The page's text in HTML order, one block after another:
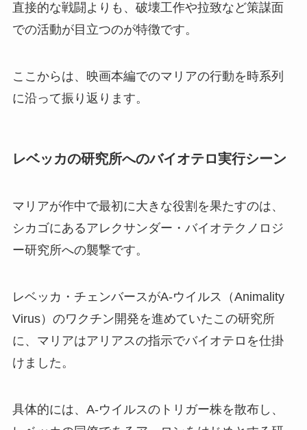
直接的な戦闘よりも、破壊工作や拉致など策謀面
での活動が目立つのが特徴です。
ここからは、映画本編でのマリアの行動を時系列
に沿って振り返ります。
レベッカの研究所へのバイオテロ実行シーン
マリアが作中で最初に大きな役割を果たすのは、
シカゴにあるアレクサンダー・バイオテクノロジ
ー研究所への襲撃です。
レベッカ・チェンバースがA-ウイルス（Animality
Virus）のワクチン開発を進めていたこの研究所
に、マリアはアリアスの指示でバイオテロを仕掛
けました。
具体的には、A-ウイルスのトリガー株を散布し、